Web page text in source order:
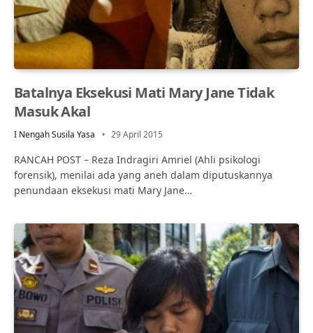
Batalnya Eksekusi Mati Mary Jane Tidak
Masuk Akal
I Nengah Susila Yasa 29 April 2015
RANCAH POST – Reza Indragiri Amriel (Ahli psikologi
forensik), menilai ada yang aneh dalam diputuskannya
penundaan eksekusi mati Mary Jane…